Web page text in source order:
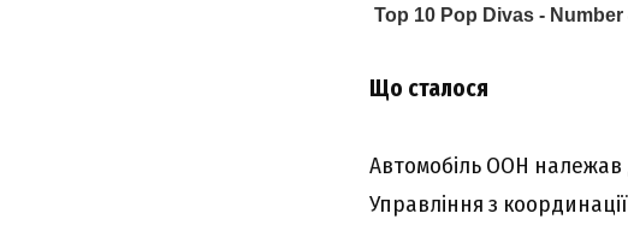
Що сталося
Автомобіль ООН належав
Управління з